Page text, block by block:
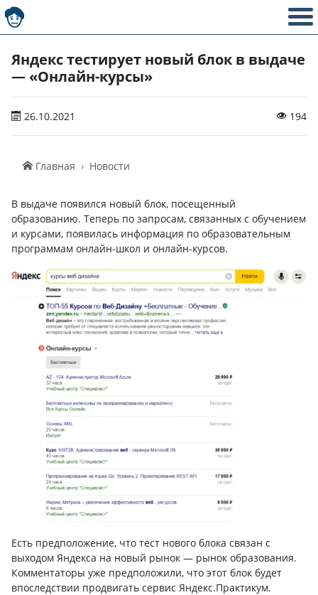
Яндекс тестирует новый блок в выдаче
— «Онлайн-курсы»
26.10.2021 194
Главная Новости
В выдаче появился новый блок, посещенный
образованию. Теперь по запросам, связанных с обучением
и курсами, появилась информация по образовательным
программам онлайн-школ и онлайн-курсов.
Есть предположение, что тест нового блока связан с
выходом Яндекса на новый рынок — рынок образования.
Комментаторы уже предположили, что этот блок будет
впоследствии продвигать сервис Яндекс.Практикум.